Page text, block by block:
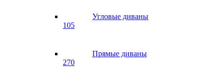
Угловые диваны
105
Прямые диваны
270